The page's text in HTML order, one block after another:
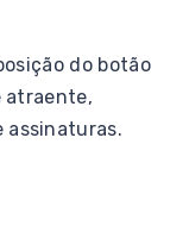
do botão
atraente,
assinaturas.